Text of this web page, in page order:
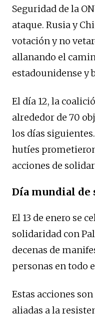
Seguridad de la
ataque. Rusia y
votación y no
allanando el
estadounidense y
El día 12, la
alrededor de 70
los días
hutíes
acciones de
Día mundial de
El 13 de enero se
solidaridad con
decenas de
personas en todo
Estas acciones
aliadas a la